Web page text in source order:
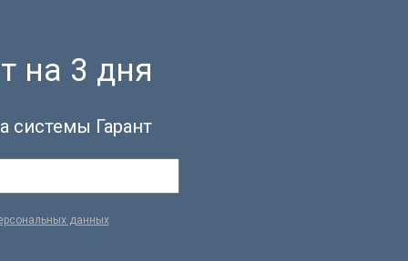
на 3 дня
системы Гарант
данных